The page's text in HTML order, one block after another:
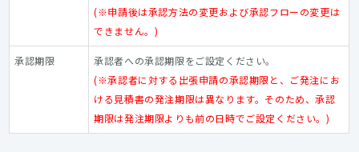
(※申請後は承認方法の変更および承認フローの変更は
できません。)
承認期限
承認者への承認期限をご設定ください。
(※承認者に対する出張申請の承認期限と、ご発注にお
ける見積書の発注期限は異なります。そのため、承認
期限は発注期限よりも前の日時でご設定ください。)